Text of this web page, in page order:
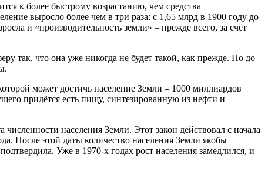
к более быстрому возрастанию, чем средства
выросло более чем в три раза: с 1,65 млрд в 1900 году до
и «производительность земли» – прежде всего, за счёт
так, что она уже никогда не будет такой, как прежде. Но до
может достичь население Земли – 1000 миллиардов
придётся есть пищу, синтезированную из нефти и
населения Земли. Этот закон действовал с начала
После этой даты количество населения Земли якобы
Уже в 1970-х годах рост населения замедлился, и